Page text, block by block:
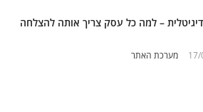
דיגיטלית – למה כל עסק צריך אותה להצלחה
מערכת האתר